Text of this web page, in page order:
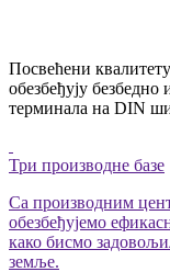
Посвећени
обезбеђују
терминала на DIN
Три производне базе
Са производним
обезбеђујемо
како бисмо
земље.